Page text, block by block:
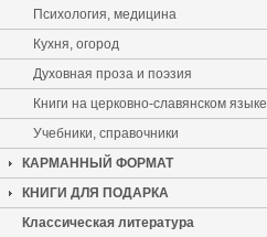
Психология, медицина
Кухня, огород
Духовная проза и поэзия
Книги на церковно-славянском языке
Учебники, справочники
КАРМАННЫЙ ФОРМАТ
КНИГИ ДЛЯ ПОДАРКА
Классическая литература